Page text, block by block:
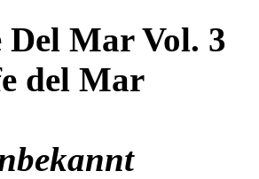
Del Mar Vol. 3
del Mar